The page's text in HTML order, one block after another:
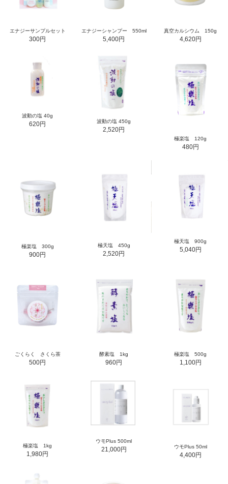
エナジーサンプルセット
300円
エナジーシャンプー 550ml
5,400円
真空カルシウム 150g
4,620円
波動の塩 40g
620円 波動の塩 450g
2,520円
極楽塩 120g
480円
極楽塩 300g
900円
極天塩 450g
2,520円
極天塩 900g
5,040円
ごくらく さくら茶
500円
酵素塩 1kg
960円
極楽塩 500g
1,100円
極楽塩 1kg
1,980円
ウモPlus 500ml
21,000円 ウモPlus 50ml
4,400円